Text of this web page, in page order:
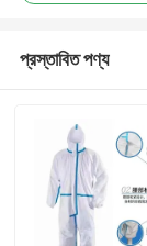
প্রস্তাবিত পণ্য